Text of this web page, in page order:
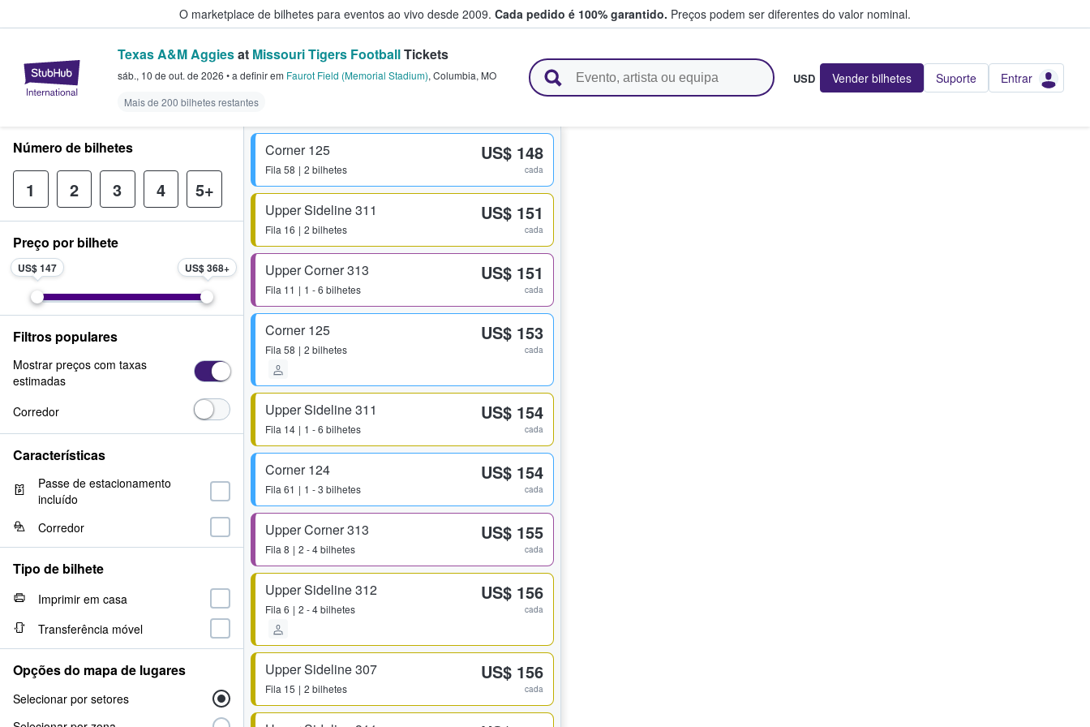
O marketplace de bilhetes para eventos ao vivo desde 2009. Cada pedido é 100% garantido. Preços podem ser diferentes do valor nominal.
StubHub – onde os fãs compram e vendem bilhetes
Texas A&M Aggiesat Missouri Tigers FootballTickets
sáb., 10 de out. de 2026 •a definirem Faurot Field (Memorial Stadium), Columbia, MO
Mais de 200 bilhetes restantes
USD Vender bilhetes Suporte Entrar
Corner 125
Fila 58 2 bilhetes
US$ 148
cada
Upper Sideline 311
Fila 16 2 bilhetes
US$ 151
cada
Upper Corner 313
Fila 11 1 - 6 bilhetes
US$ 151
cada
Corner 125
Fila 58 2 bilhetes
US$ 153
cada
Upper Sideline 311
Fila 14 1 - 6 bilhetes
US$ 154
cada
Corner 124
Fila 61 1 - 3 bilhetes
US$ 154
cada
Upper Corner 313
Fila 8 2 - 4 bilhetes
US$ 155
cada
Upper Sideline 312
Fila 6 2 - 4 bilhetes
US$ 156
cada
Upper Sideline 307
Fila 15 2 bilhetes
US$ 156
cada
Número de bilhetes
1 2 3 4 5+
Preço por bilhete
US$ 147 US$ 368
Filtros populares
Mostrar preços com taxas
estimadas
Corredor
Características
Passe de estacionamento
incluído
Corredor
Tipo de bilhete
Imprimir em casa
Transferência móvel
Opções do mapa de lugares
Selecionar por setores